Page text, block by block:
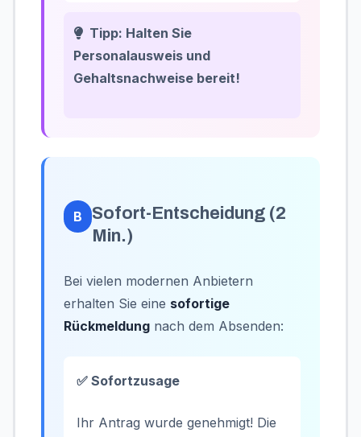
Tipp: Halten Sie
Personalausweis und
Gehaltsnachweise bereit!
B
Sofort-Entscheidung (2
Min.)
Bei vielen modernen Anbietern
erhalten Sie eine sofortige
Rückmeldung nach dem Absenden:
✅ Sofortzusage
Ihr Antrag wurde genehmigt! Die